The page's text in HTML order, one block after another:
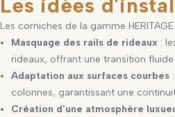
Les corniches de la gamme
Masquage des rails de rideaux :
rideaux, offrant une transition
Adaptation aux surfaces courbes
colonnes, garantissant une
Création d'une atmosphère